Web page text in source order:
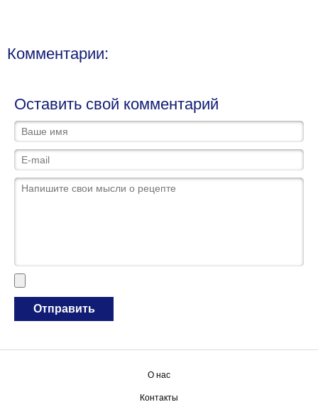
Комментарии:
Оставить свой комментарий
О нас
Контакты